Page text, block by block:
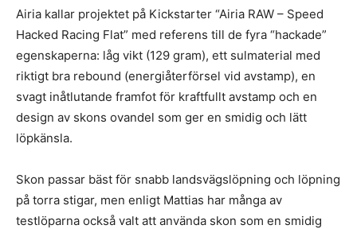
Airia kallar projektet på Kickstarter “Airia RAW – Speed
Hacked Racing Flat” med referens till de fyra “hackade”
egenskaperna: låg vikt (129 gram), ett sulmaterial med
riktigt bra rebound (energiåterförsel vid avstamp), en
svagt inåtlutande framfot för kraftfullt avstamp och en
design av skons ovandel som ger en smidig och lätt
löpkänsla.
Skon passar bäst för snabb landsvägslöpning och löpning
på torra stigar, men enligt Mattias har många av
testlöparna också valt att använda skon som en smidig